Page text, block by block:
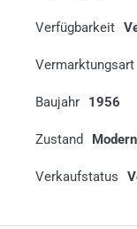
Verfügbarkeit
Vermarktungsart
Baujahr 1956
Zustand
Verkaufstatus